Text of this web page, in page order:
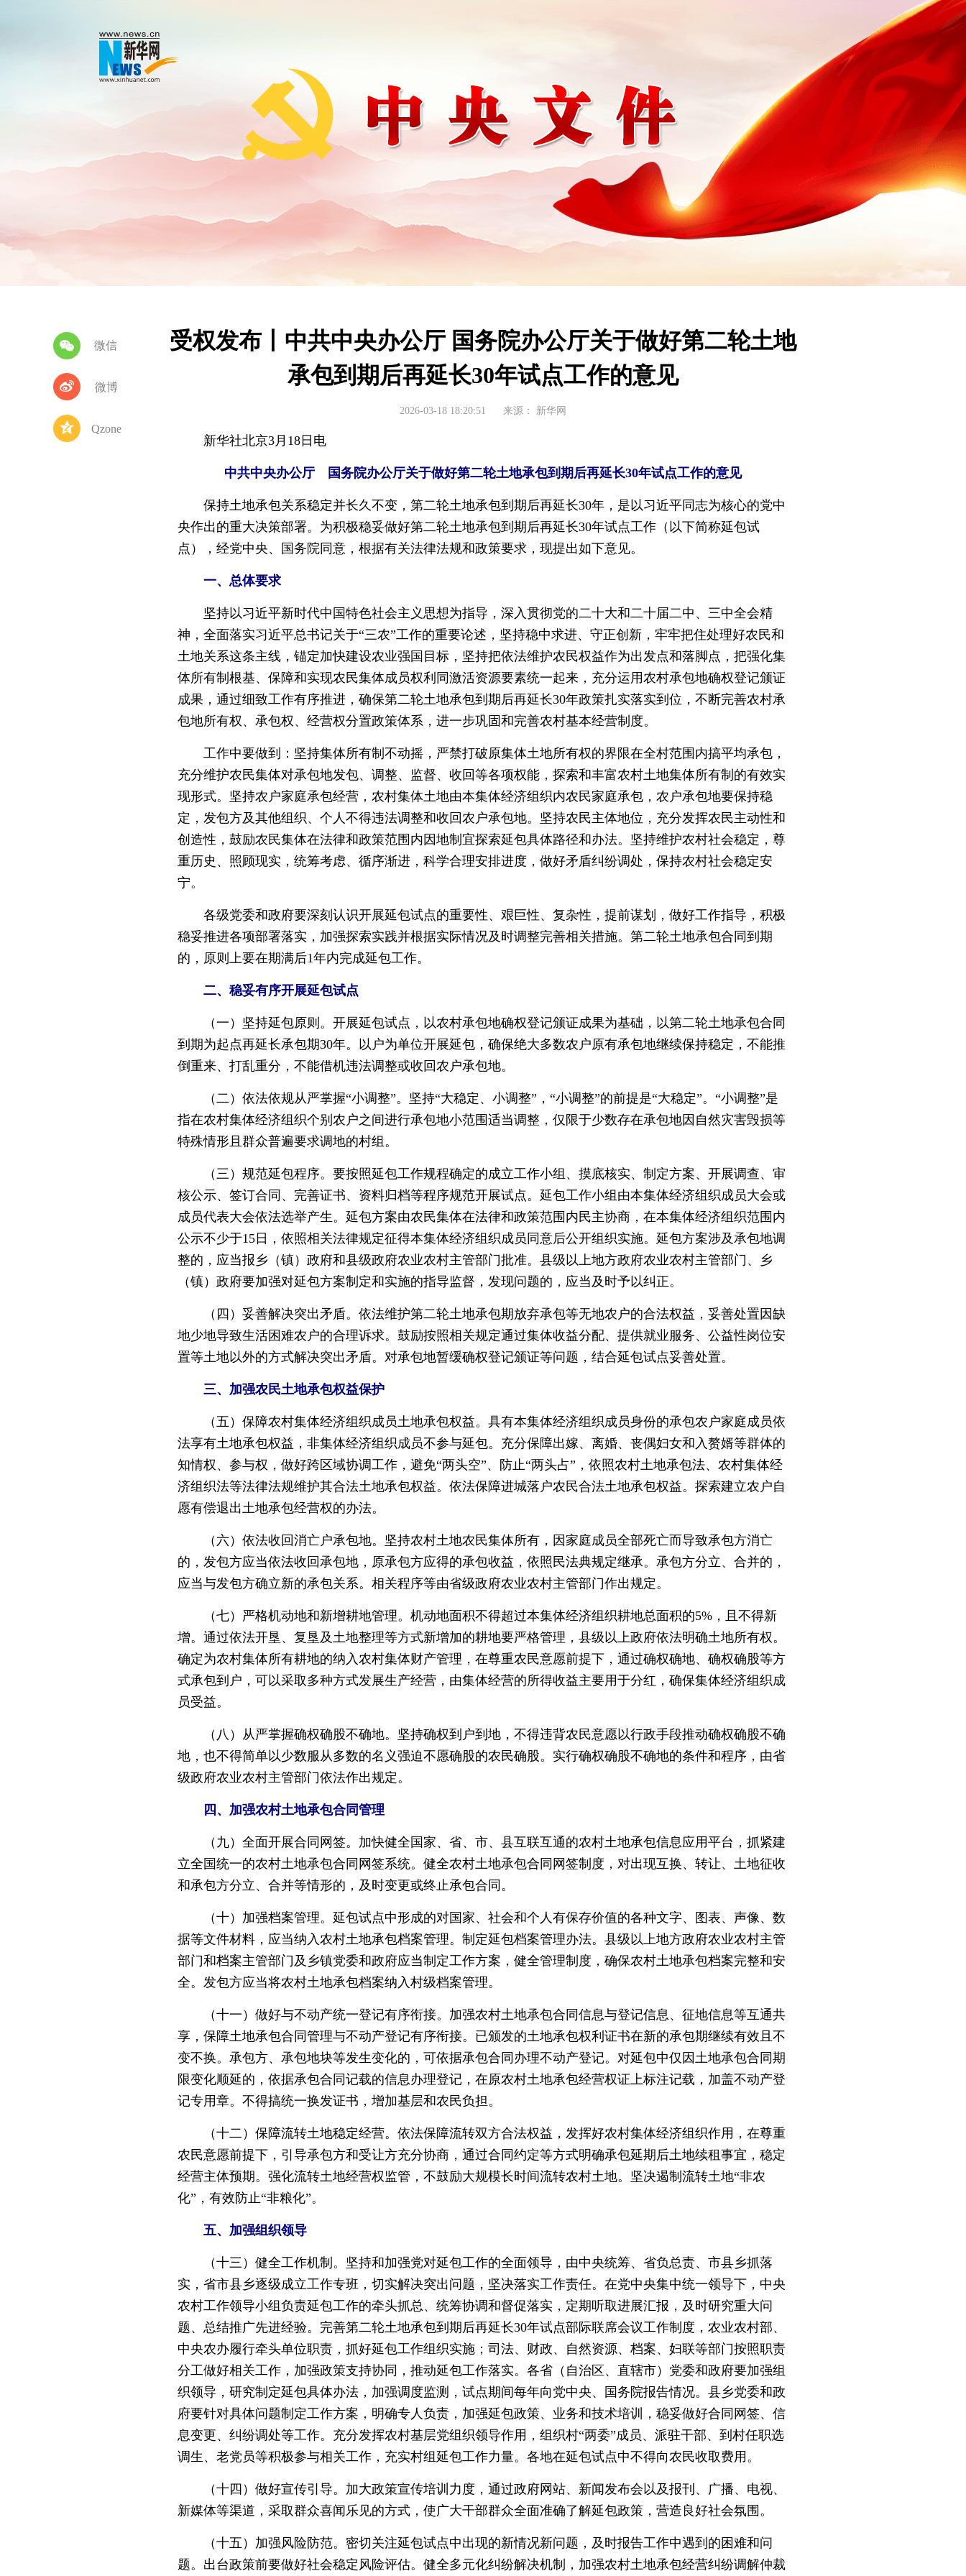
受权发布丨中共中央办公厅 国务院办公厅关于做好第二轮土地
承包到期后再延长30年试点工作的意见
2026-03-18 18:20:51 来源： 新华网
新华社北京3月18日电
中共中央办公厅 国务院办公厅关于做好第二轮土地承包到期后再延长30年试点工作的意见
保持土地承包关系稳定并长久不变，第二轮土地承包到期后再延长30年，是以习近平同志为核心的党中
央作出的重大决策部署。为积极稳妥做好第二轮土地承包到期后再延长30年试点工作（以下简称延包试
点），经党中央、国务院同意，根据有关法律法规和政策要求，现提出如下意见。
一、总体要求
坚持以习近平新时代中国特色社会主义思想为指导，深入贯彻党的二十大和二十届二中、三中全会精
神，全面落实习近平总书记关于“三农”工作的重要论述，坚持稳中求进、守正创新，牢牢把住处理好农民和
土地关系这条主线，锚定加快建设农业强国目标，坚持把依法维护农民权益作为出发点和落脚点，把强化集
体所有制根基、保障和实现农民集体成员权利同激活资源要素统一起来，充分运用农村承包地确权登记颁证
成果，通过细致工作有序推进，确保第二轮土地承包到期后再延长30年政策扎实落实到位，不断完善农村承
包地所有权、承包权、经营权分置政策体系，进一步巩固和完善农村基本经营制度。
工作中要做到：坚持集体所有制不动摇，严禁打破原集体土地所有权的界限在全村范围内搞平均承包，
充分维护农民集体对承包地发包、调整、监督、收回等各项权能，探索和丰富农村土地集体所有制的有效实
现形式。坚持农户家庭承包经营，农村集体土地由本集体经济组织内农民家庭承包，农户承包地要保持稳
定，发包方及其他组织、个人不得违法调整和收回农户承包地。坚持农民主体地位，充分发挥农民主动性和
创造性，鼓励农民集体在法律和政策范围内因地制宜探索延包具体路径和办法。坚持维护农村社会稳定，尊
重历史、照顾现实，统筹考虑、循序渐进，科学合理安排进度，做好矛盾纠纷调处，保持农村社会稳定安
宁。
各级党委和政府要深刻认识开展延包试点的重要性、艰巨性、复杂性，提前谋划，做好工作指导，积极
稳妥推进各项部署落实，加强探索实践并根据实际情况及时调整完善相关措施。第二轮土地承包合同到期
的，原则上要在期满后1年内完成延包工作。
二、稳妥有序开展延包试点
（一）坚持延包原则。开展延包试点，以农村承包地确权登记颁证成果为基础，以第二轮土地承包合同
到期为起点再延长承包期30年。以户为单位开展延包，确保绝大多数农户原有承包地继续保持稳定，不能推
倒重来、打乱重分，不能借机违法调整或收回农户承包地。
（二）依法依规从严掌握“小调整”。坚持“大稳定、小调整”，“小调整”的前提是“大稳定”。“小调整”是
指在农村集体经济组织个别农户之间进行承包地小范围适当调整，仅限于少数存在承包地因自然灾害毁损等
特殊情形且群众普遍要求调地的村组。
（三）规范延包程序。要按照延包工作规程确定的成立工作小组、摸底核实、制定方案、开展调查、审
核公示、签订合同、完善证书、资料归档等程序规范开展试点。延包工作小组由本集体经济组织成员大会或
成员代表大会依法选举产生。延包方案由农民集体在法律和政策范围内民主协商，在本集体经济组织范围内
公示不少于15日，依照相关法律规定征得本集体经济组织成员同意后公开组织实施。延包方案涉及承包地调
整的，应当报乡（镇）政府和县级政府农业农村主管部门批准。县级以上地方政府农业农村主管部门、乡
（镇）政府要加强对延包方案制定和实施的指导监督，发现问题的，应当及时予以纠正。
（四）妥善解决突出矛盾。依法维护第二轮土地承包期放弃承包等无地农户的合法权益，妥善处置因缺
地少地导致生活困难农户的合理诉求。鼓励按照相关规定通过集体收益分配、提供就业服务、公益性岗位安
置等土地以外的方式解决突出矛盾。对承包地暂缓确权登记颁证等问题，结合延包试点妥善处置。
三、加强农民土地承包权益保护
（五）保障农村集体经济组织成员土地承包权益。具有本集体经济组织成员身份的承包农户家庭成员依
法享有土地承包权益，非集体经济组织成员不参与延包。充分保障出嫁、离婚、丧偶妇女和入赘婿等群体的
知情权、参与权，做好跨区域协调工作，避免“两头空”、防止“两头占”，依照农村土地承包法、农村集体经
济组织法等法律法规维护其合法土地承包权益。依法保障进城落户农民合法土地承包权益。探索建立农户自
愿有偿退出土地承包经营权的办法。
（六）依法收回消亡户承包地。坚持农村土地农民集体所有，因家庭成员全部死亡而导致承包方消亡
的，发包方应当依法收回承包地，原承包方应得的承包收益，依照民法典规定继承。承包方分立、合并的，
应当与发包方确立新的承包关系。相关程序等由省级政府农业农村主管部门作出规定。
（七）严格机动地和新增耕地管理。机动地面积不得超过本集体经济组织耕地总面积的5%，且不得新
增。通过依法开垦、复垦及土地整理等方式新增加的耕地要严格管理，县级以上政府依法明确土地所有权。
确定为农村集体所有耕地的纳入农村集体财产管理，在尊重农民意愿前提下，通过确权确地、确权确股等方
式承包到户，可以采取多种方式发展生产经营，由集体经营的所得收益主要用于分红，确保集体经济组织成
员受益。
（八）从严掌握确权确股不确地。坚持确权到户到地，不得违背农民意愿以行政手段推动确权确股不确
地，也不得简单以少数服从多数的名义强迫不愿确股的农民确股。实行确权确股不确地的条件和程序，由省
级政府农业农村主管部门依法作出规定。
四、加强农村土地承包合同管理
（九）全面开展合同网签。加快健全国家、省、市、县互联互通的农村土地承包信息应用平台，抓紧建
立全国统一的农村土地承包合同网签系统。健全农村土地承包合同网签制度，对出现互换、转让、土地征收
和承包方分立、合并等情形的，及时变更或终止承包合同。
（十）加强档案管理。延包试点中形成的对国家、社会和个人有保存价值的各种文字、图表、声像、数
据等文件材料，应当纳入农村土地承包档案管理。制定延包档案管理办法。县级以上地方政府农业农村主管
部门和档案主管部门及乡镇党委和政府应当制定工作方案，健全管理制度，确保农村土地承包档案完整和安
全。发包方应当将农村土地承包档案纳入村级档案管理。
（十一）做好与不动产统一登记有序衔接。加强农村土地承包合同信息与登记信息、征地信息等互通共
享，保障土地承包合同管理与不动产登记有序衔接。已颁发的土地承包权利证书在新的承包期继续有效且不
变不换。承包方、承包地块等发生变化的，可依据承包合同办理不动产登记。对延包中仅因土地承包合同期
限变化顺延的，依据承包合同记载的信息办理登记，在原农村土地承包经营权证上标注记载，加盖不动产登
记专用章。不得搞统一换发证书，增加基层和农民负担。
（十二）保障流转土地稳定经营。依法保障流转双方合法权益，发挥好农村集体经济组织作用，在尊重
农民意愿前提下，引导承包方和受让方充分协商，通过合同约定等方式明确承包延期后土地续租事宜，稳定
经营主体预期。强化流转土地经营权监管，不鼓励大规模长时间流转农村土地。坚决遏制流转土地“非农
化”，有效防止“非粮化”。
五、加强组织领导
（十三）健全工作机制。坚持和加强党对延包工作的全面领导，由中央统筹、省负总责、市县乡抓落
实，省市县乡逐级成立工作专班，切实解决突出问题，坚决落实工作责任。在党中央集中统一领导下，中央
农村工作领导小组负责延包工作的牵头抓总、统筹协调和督促落实，定期听取进展汇报，及时研究重大问
题、总结推广先进经验。完善第二轮土地承包到期后再延长30年试点部际联席会议工作制度，农业农村部、
中央农办履行牵头单位职责，抓好延包工作组织实施；司法、财政、自然资源、档案、妇联等部门按照职责
分工做好相关工作，加强政策支持协同，推动延包工作落实。各省（自治区、直辖市）党委和政府要加强组
织领导，研究制定延包具体办法，加强调度监测，试点期间每年向党中央、国务院报告情况。县乡党委和政
府要针对具体问题制定工作方案，明确专人负责，加强延包政策、业务和技术培训，稳妥做好合同网签、信
息变更、纠纷调处等工作。充分发挥农村基层党组织领导作用，组织村“两委”成员、派驻干部、到村任职选
调生、老党员等积极参与相关工作，充实村组延包工作力量。各地在延包试点中不得向农民收取费用。
（十四）做好宣传引导。加大政策宣传培训力度，通过政府网站、新闻发布会以及报刊、广播、电视、
新媒体等渠道，采取群众喜闻乐见的方式，使广大干部群众全面准确了解延包政策，营造良好社会氛围。
（十五）加强风险防范。密切关注延包试点中出现的新情况新问题，及时报告工作中遇到的困难和问
题。出台政策前要做好社会稳定风险评估。健全多元化纠纷解决机制，加强农村土地承包经营纠纷调解仲裁
微信
微博
Qzone